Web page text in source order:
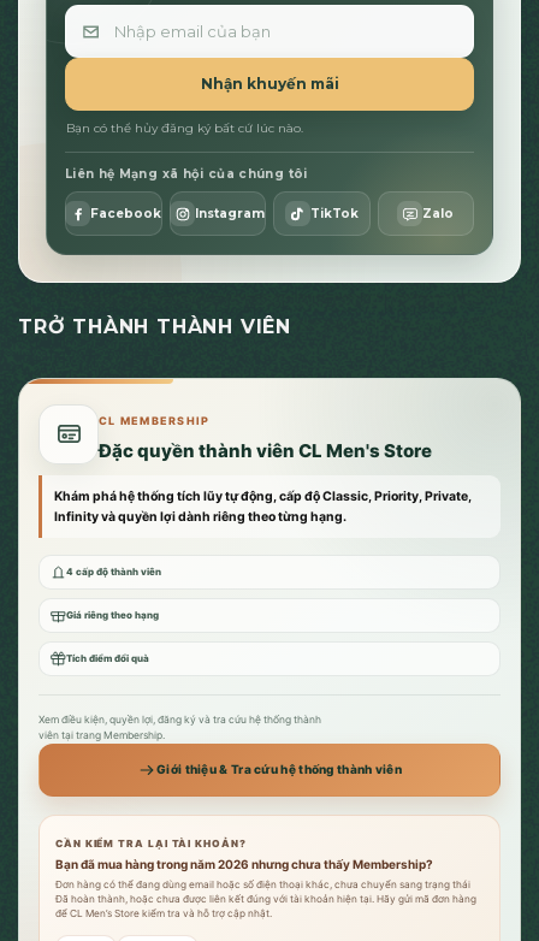
Email
Nhận khuyến mãi
Bạn có thể hủy đăng ký bất cứ lúc nào.
Liên hệ Mạng xã hội của chúng tôi
Facebook Instagram TikTok Zalo
TRỞ THÀNH THÀNH VIÊN
CL MEMBERSHIP
Đặc quyền thành viên CL Men's Store
Khám phá hệ thống tích lũy tự động, cấp độ Classic, Priority, Private,
Infinity và quyền lợi dành riêng theo từng hạng.
4 cấp độ thành viên
Giá riêng theo hạng
Tích điểm đổi quà
Xem điều kiện, quyền lợi, đăng ký và tra cứu hệ thống thành
viên tại trang Membership.
Giới thiệu & Tra cứu hệ thống thành viên
CẦN KIỂM TRA LẠI TÀI KHOẢN?
Bạn đã mua hàng trong năm 2026 nhưng chưa thấy Membership?
Đơn hàng có thể đang dùng email hoặc số điện thoại khác, chưa chuyển sang trạng thái
Đã hoàn thành, hoặc chưa được liên kết đúng với tài khoản hiện tại. Hãy gửi mã đơn hàng
để CL Men’s Store kiểm tra và hỗ trợ cập nhật.